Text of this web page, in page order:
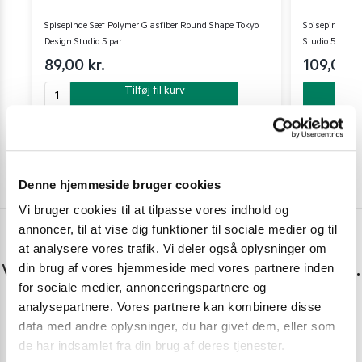
Denne hjemmeside bruger cookies
Vi bruger cookies til at tilpasse vores indhold og
annoncer, til at vise dig funktioner til sociale medier og til
at analysere vores trafik. Vi deler også oplysninger om
din brug af vores hjemmeside med vores partnere inden
for sociale medier, annonceringspartnere og
analysepartnere. Vores partnere kan kombinere disse
data med andre oplysninger, du har givet dem, eller som
de har indsamlet fra din brug af deres tjenester.
Spisepinde Sæt Polymer Glasfiber Round Shape Tokyo
Design Studio 5 par
89,00 kr.
Tilføj til kurv
Spisepinde
Studio 5 par
109,00
Har du spørgsmål eller brug for hjælp?
Vi er lige her. Kundeservice sidder klar til at hjælpe dig.
Personlig rådgivning med et smil
Vi guider dig igennem asiatisk mad